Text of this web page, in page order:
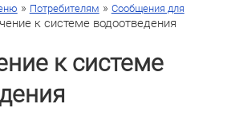
» Потребителям » Сообщения для
к системе водоотведения
к системе